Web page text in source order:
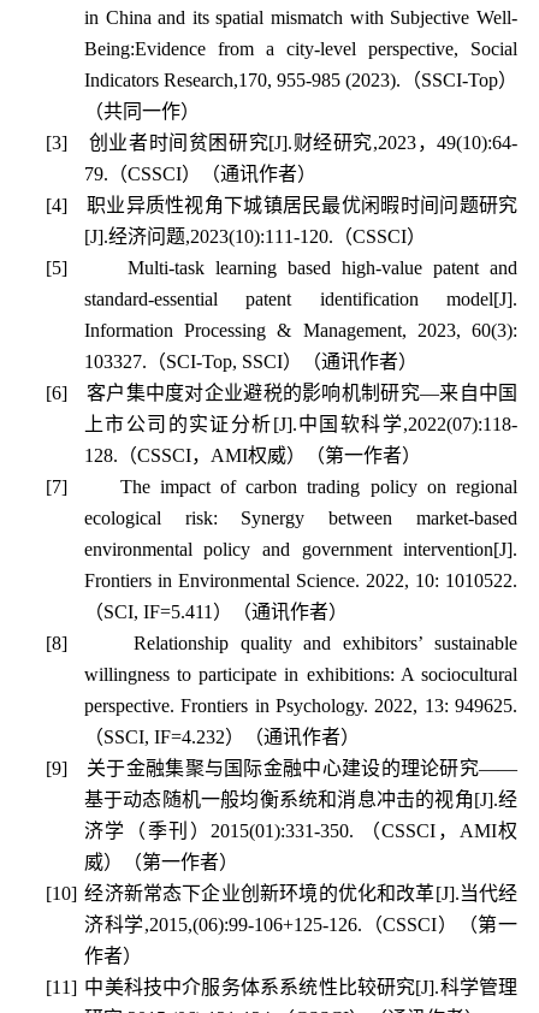
in China and its spatial mismatch with Subjective Well-
Being:Evidence from a city-level perspective, Social
Indicators Research,170, 955-985 (2023). （SSCI-Top）
（共同一作）
[3]
创业者时间贫困研究[J].财经研究,2023，49(10):64-
79. （CSSCI）（通讯作者）
[4]
职业异质性视角下城镇居民最优闲暇时间问题研究
[J].经济问题,2023(10):111-120. （CSSCI）
[5]
Multi-task learning based high-value patent and
standard-essential patent identification model[J].
Information Processing & Management, 2023, 60(3):
103327. （SCI-Top, SSCI）（通讯作者）
[6]
客户集中度对企业避税的影响机制研究—来自中国
上市公司的实证分析[J].中国软科学,2022(07):118-
128. （CSSCI， AMI权威）（第一作者）
[7]
The impact of carbon trading policy on regional
ecological risk: Synergy between market-based
environmental policy and government intervention[J].
Frontiers in Environmental Science. 2022, 10: 1010522.
（SCI, IF=5.411 ）（通讯作者）
[8]
Relationship quality and exhibitors’ sustainable
willingness to participate in exhibitions: A sociocultural
perspective. Frontiers in Psychology. 2022, 13: 949625.
（SSCI, IF=4.232）（通讯作者）
[9]
关于金融集聚与国际金融中心建设的理论研究——
基于动态随机一般均衡系统和消息冲击的视角[J].经
济学（季刊） 2015(01):331-350. （CSSCI ， AMI权
威）（第一作者）
[10] 经济新常态下企业创新环境的优化和改革[J].当代经
济科学,2015,(06):99-106+125-126. （CSSCI）（第一
作者）
[11] 中美科技中介服务体系系统性比较研究[J].科学管理